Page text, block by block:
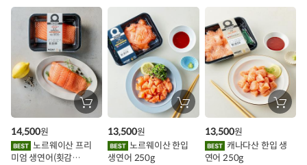
시
인
이
장
바
에
담
노르웨이산 프리
미엄 생연어(횟감
14,500원
장
바
에
담
노르웨이산 한입
생연어 250g
13,500원
장
바
에
담
연어 250g
13,500원